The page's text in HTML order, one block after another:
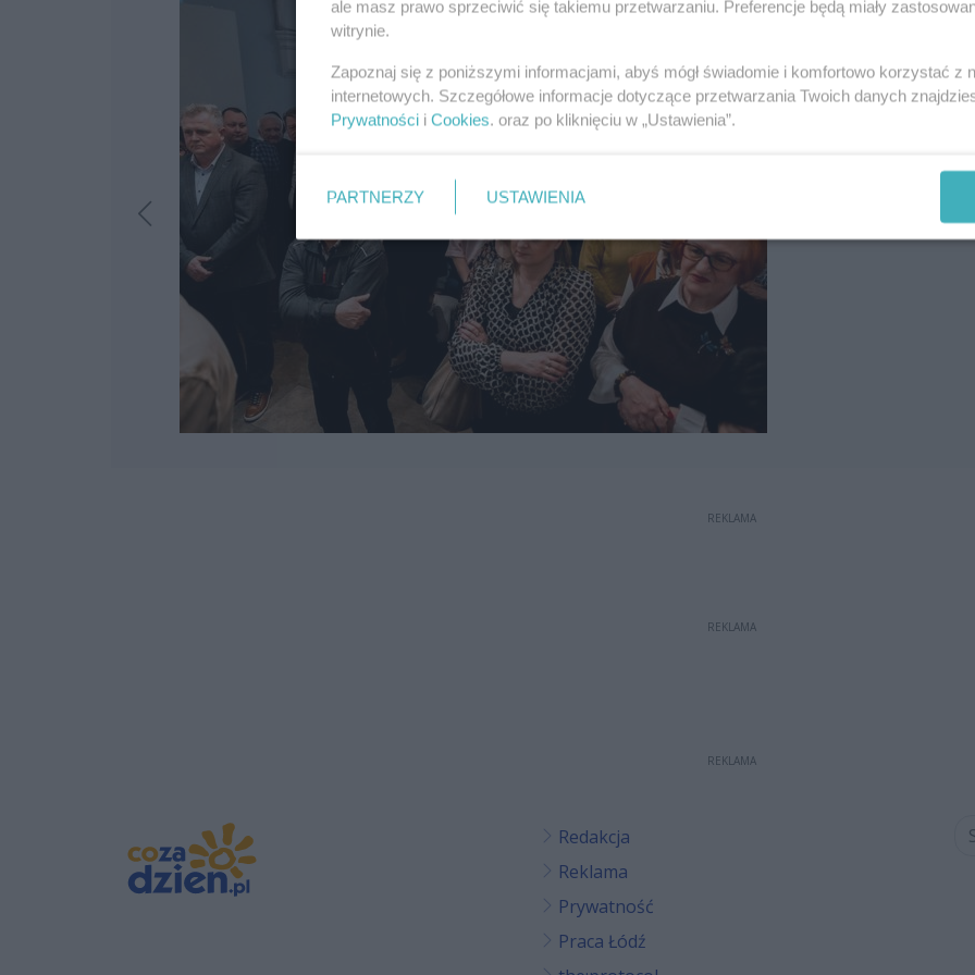
REKLAMA
REKLAMA
REKLAMA
Redakcja
Reklama
Prywatność
Praca Łódź
ale masz prawo sprzeciwić się takiemu przetwarzaniu. Preferencje będą miały
witrynie.
Zapoznaj się z poniższymi informacjami, abyś mógł świadomie i komfortowo korzystać z
internetowych. Szczegółowe informacje dotyczące przetwarzania Twoich danych
Prywatności i Cookies. oraz po kliknięciu w „Ustawienia”.
PARTNERZY USTAWIENIA